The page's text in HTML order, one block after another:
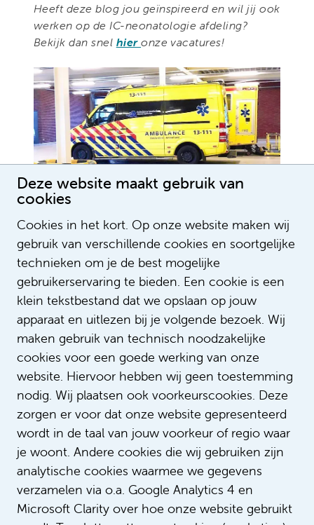
Deze website maakt gebruik van
cookies
Cookies in het kort. Op onze website maken wij
gebruik van verschillende cookies en soortgelijke
technieken om je de best mogelijke
gebruikerservaring te bieden. Een cookie is een
klein tekstbestand dat we opslaan op jouw
apparaat en uitlezen bij je volgende bezoek. Wij
maken gebruik van technisch noodzakelijke
cookies voor een goede werking van onze
website. Hiervoor hebben wij geen toestemming
nodig. Wij plaatsen ook voorkeurscookies. Deze
zorgen er voor dat onze website gepresenteerd
wordt in de taal van jouw voorkeur of regio waar
je woont. Andere cookies die wij gebruiken zijn
analytische cookies waarmee we gegevens
verzamelen via o.a. Google Analytics 4 en
Microsoft Clarity over hoe onze website gebruikt
Heeft deze blog jou geïnspireerd en wil jij ook
werken op de IC-neonatologie afdeling?
Bekijk dan snel hieronze vacatures!
Lees meer verhalen